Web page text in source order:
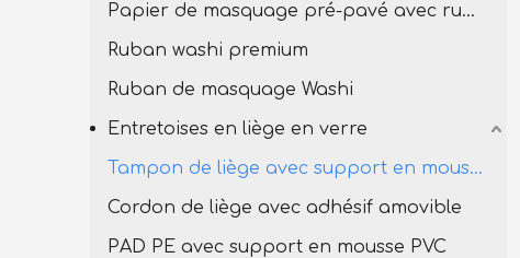
Papier de masquage pré-pavé avec ruban de lavage
Ruban washi premium
Ruban de masquage Washi
Entretoises en liège en verre
Tampon de liège avec support en mousse en PVC
Cordon de liège avec adhésif amovible
PAD PE avec support en mousse PVC